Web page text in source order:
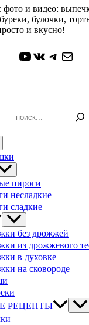
и видео:
булочки,
и вкусно!
YouTube
ВКонтакте
Почта
пироги
несладкие
сладкие
без дрожжей
из дрожжевого
в духовке
на сковороде
РЕЦЕПТЫ